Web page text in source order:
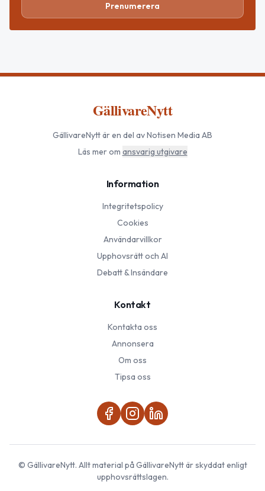
Prenumerera
GällivareNytt
GällivareNyttär en del av Notisen Media AB
Läs mer om ansvarig utgivare
Information
Integritetspolicy
Cookies
Användarvillkor
Upphovsrätt och AI
Debatt & Insändare
Kontakt
Kontakta oss
Annonsera
Om oss
Tipsa oss
© GällivareNytt. Allt material påGällivareNyttär skyddat enligt
upphovsrättslagen.